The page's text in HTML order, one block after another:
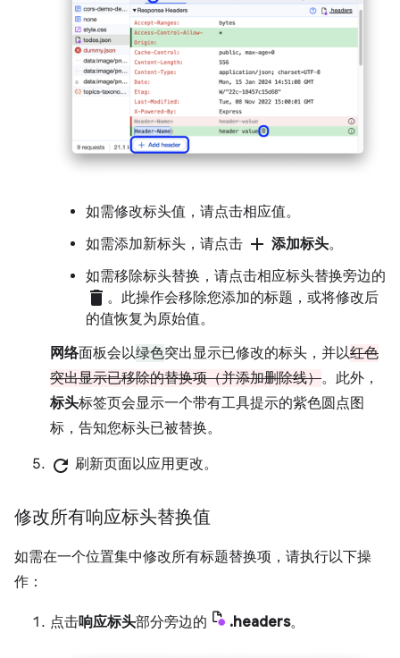
如需修改标头值，请点击相应值。
如需添加新标头，请点击 add 添加标头。
如需移除标头替换，请点击相应标头替换旁边的
delete 。此操作会移除您添加的标题，或将修改后
的值恢复为原始值。
网络面板会以绿色突出显示已修改的标头，并以红色
突出显示已移除的替换项（并添加删除线）。此外，
标头标签页会显示一个带有工具提示的紫色圆点图
标，告知您标头已被替换。
refresh 刷新页面以应用更改。
修改所有响应标头替换值
如需在一个位置集中修改所有标题替换项，请执行以下操
作：
点击响应标头部分旁边的 .headers。